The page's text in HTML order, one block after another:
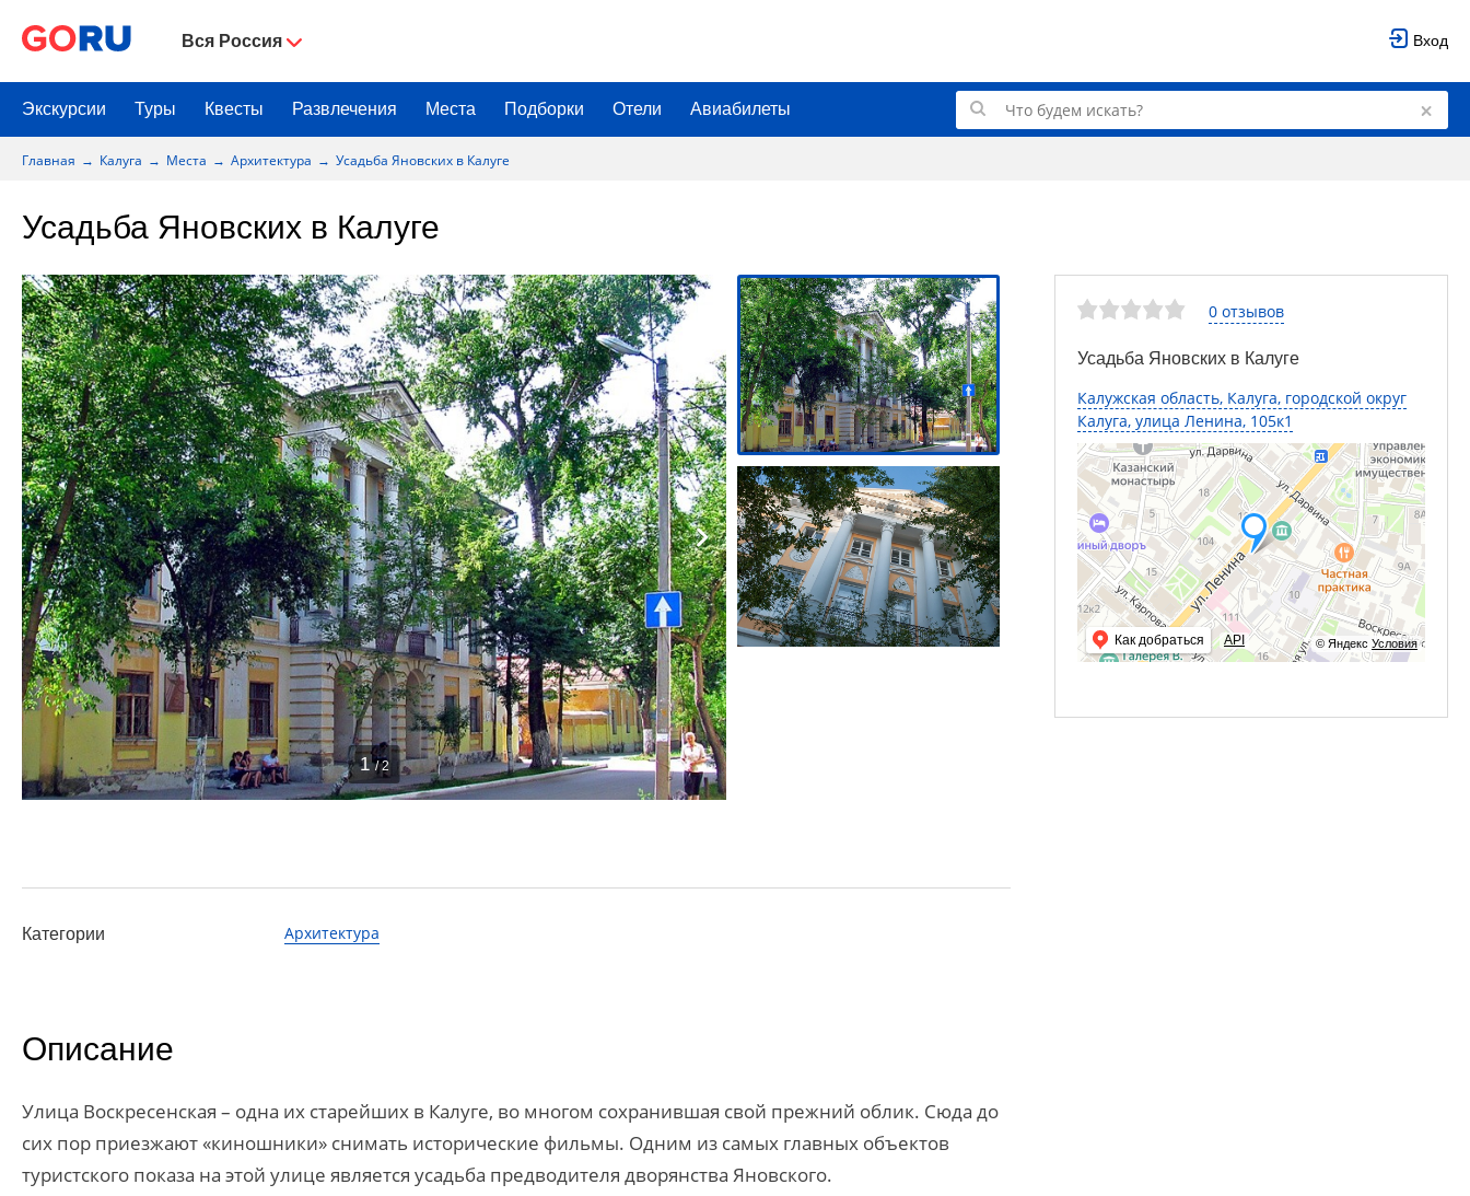
Вся Россия Вход
Экскурсии Туры Квесты Развлечения Места Подборки Отели Авиабилеты
Главная Калуга Места Архитектура Усадьба Яновских в Калуге
0 отзывов
Усадьба Яновских в Калуге
Калужская область, Калуга, городской округ
Калуга, улица Ленина, 105к1
© Яндекс Условия
Как добраться API
Усадьба Яновских в Калуге
1 / 2
Категории Архитектура
Описание
Улица Воскресенская – одна их старейших в Калуге, во многом сохранившая свой прежний облик. Сюда до
сих пор приезжают «киношники» снимать исторические фильмы. Одним из самых главных объектов
туристского показа на этой улице является усадьба предводителя дворянства Яновского.